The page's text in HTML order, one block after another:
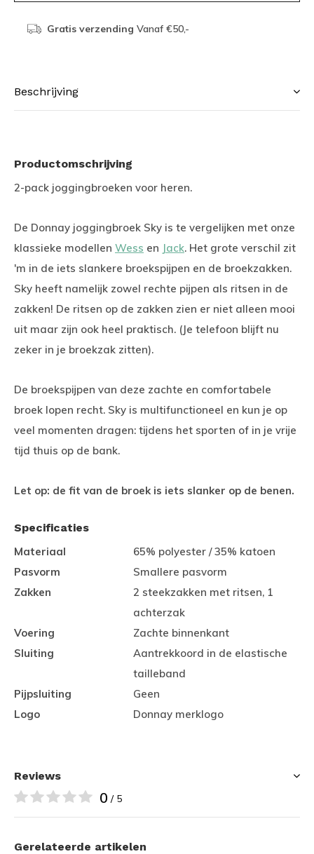
Gratis verzending Vanaf €50,-
Beschrijving
Productomschrijving
2-pack joggingbroeken voor heren.
De Donnay joggingbroek Sky is te vergelijken met onze
klassieke modellen Wess en Jack. Het grote verschil zit
'm in de iets slankere broekspijpen en de broekzakken.
Sky heeft namelijk zowel rechte pijpen als ritsen in de
zakken! De ritsen op de zakken zien er niet alleen mooi
uit maar zijn ook heel praktisch. (Je telefoon blijft nu
zeker in je broekzak zitten).
De broekspijpen van deze zachte en comfortabele
broek lopen recht. Sky is multifunctioneel en kun je op
veel momenten dragen: tijdens het sporten of in je vrije
tijd thuis op de bank.
Let op: de fit van de broek is iets slanker op de benen.
Specificaties
Materiaal
65% polyester / 35% katoen
Pasvorm
Smallere pasvorm
Zakken
2 steekzakken met ritsen, 1
achterzak
Voering
Zachte binnenkant
Sluiting
Aantrekkoord in de elastische
tailleband
Pijpsluiting
Geen
Logo
Donnay merklogo
Reviews
0 / 5
Gerelateerde artikelen